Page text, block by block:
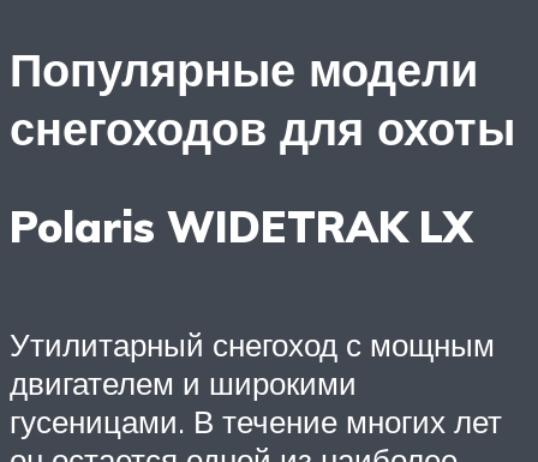
Популярные модели
снегоходов для охоты
Polaris WIDETRAK LX
Утилитарный снегоход с мощным
двигателем и широкими
гусеницами. В течение многих лет